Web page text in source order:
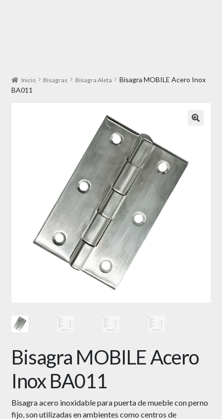
Inicio Bisagras Bisagra Aleta
Bisagra MOBILE Acero Inox
BA011
Bisagra MOBILE Acero
Inox BA011
Bisagra acero inoxidable para puerta de mueble con perno
fijo, son utilizadas en ambientes como centros de